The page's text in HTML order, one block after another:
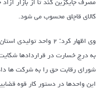
کالای قاچاق محسوب می شود.
وی اظهار کرد: ۲ واحد
به درج خسارت در قراردادها
شورای رقابت حق را به شرکت ها
این واحدها در دستور کار قوه